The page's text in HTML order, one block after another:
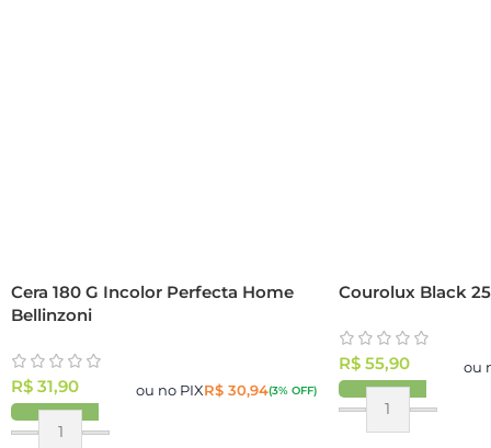
Cera 180 G Incolor Perfecta Home
Bellinzoni
R$ 31,90 ou no PIXR$30,94(3% OFF)
Courolux Black
R$55,90 ou